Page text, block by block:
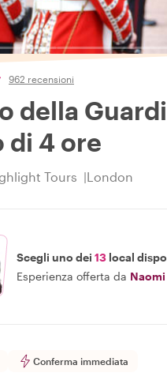
962 recensioni
della
di 4 ore
Tours London
Scegli uno dei 13 local
Esperienza offerta da Naomi
Conferma immediata